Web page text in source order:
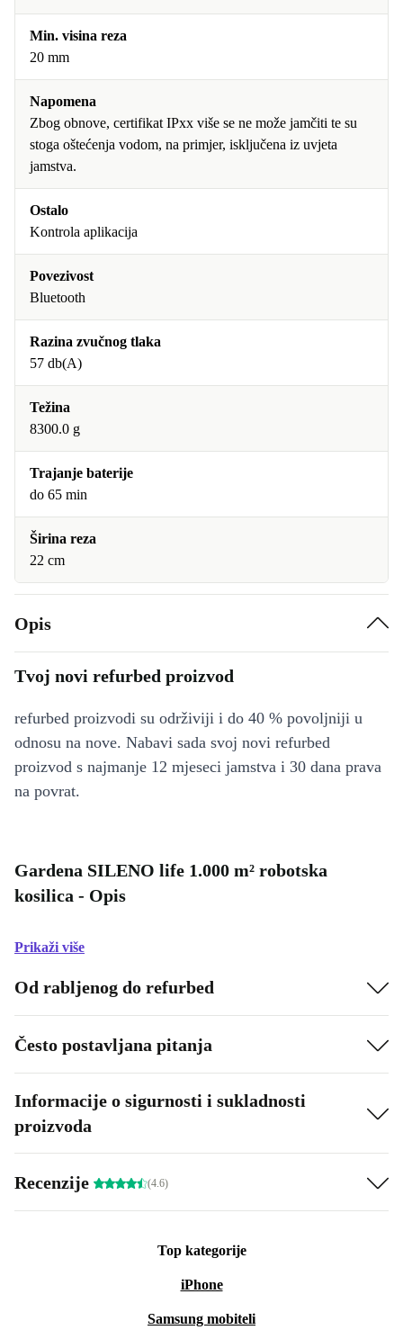
Min. visina reza
20 mm
Napomena
Zbog obnove, certifikat IPxx više se ne može jamčiti te su
stoga oštećenja vodom, na primjer, isključena iz uvjeta
jamstva.
Ostalo
Kontrola aplikacija
Povezivost
Bluetooth
Razina zvučnog tlaka
57 db(A)
Težina
8300.0 g
Trajanje baterije
do 65 min
Širina reza
22 cm
Opis
Tvoj novi refurbed proizvod
refurbed proizvodi su održiviji i do 40 % povoljniji u
odnosu na nove. Nabavi sada svoj novi refurbed
proizvod s najmanje 12 mjeseci jamstva i 30 dana prava
na povrat.
Gardena SILENO life 1.000 m² robotska
kosilica - Opis
Prikaži više
Od rabljenog do refurbed
Često postavljana pitanja
Informacije o sigurnosti i sukladnosti
proizvoda
Recenzije (4.6)
Top kategorije
iPhone
Samsung mobiteli